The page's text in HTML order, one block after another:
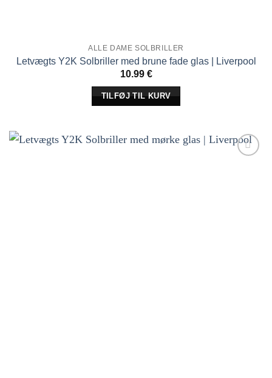
ALLE DAME SOLBRILLER
Letvægts Y2K Solbriller med brune fade glas | Liverpool
10.99 €
TILFØJ TIL KURV